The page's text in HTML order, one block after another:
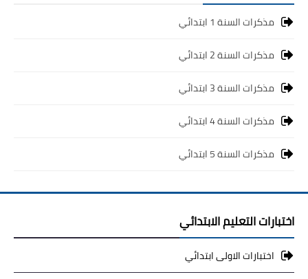
مذكرات السنة 1 ابتدائي
مذكرات السنة 2 ابتدائي
مذكرات السنة 3 ابتدائي
مذكرات السنة 4 ابتدائي
مذكرات السنة 5 ابتدائي
اختبارات التعليم الابتدائي
اختبارات الاولى ابتدائي